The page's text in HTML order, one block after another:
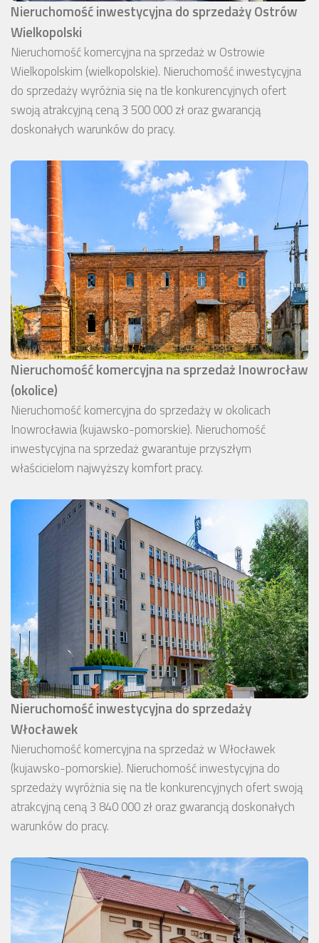
Nieruchomość inwestycyjna do sprzedaży Ostrów
Wielkopolski
Nieruchomość komercyjna na sprzedaż w Ostrowie
Wielkopolskim (wielkopolskie). Nieruchomość inwestycyjna
do sprzedaży wyróżnia się na tle konkurencyjnych ofert
swoją atrakcyjną ceną 3 500 000 zł oraz gwarancją
doskonałych warunków do pracy.
Nieruchomość komercyjna na sprzedaż Inowrocław
(okolice)
Nieruchomość komercyjna do sprzedaży w okolicach
Inowrocławia (kujawsko-pomorskie). Nieruchomość
inwestycyjna na sprzedaż gwarantuje przyszłym
właścicielom najwyższy komfort pracy.
Nieruchomość inwestycyjna do sprzedaży
Włocławek
Nieruchomość komercyjna na sprzedaż w Włocławek
(kujawsko-pomorskie). Nieruchomość inwestycyjna do
sprzedaży wyróżnia się na tle konkurencyjnych ofert swoją
atrakcyjną ceną 3 840 000 zł oraz gwarancją doskonałych
warunków do pracy.